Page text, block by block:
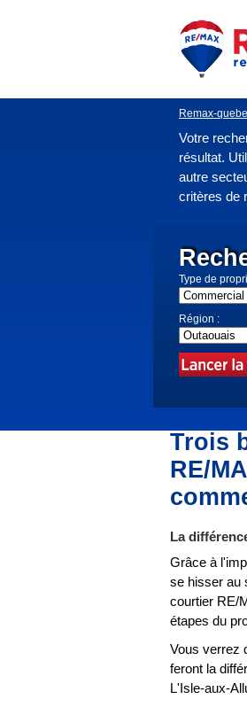
Remax-
Votre
résultat.
autre
critères de
Type de
Région :
Trois
RE/
La
Grâce à
se hisser au
courtier RE/
étapes du
Vous verrez
feront la
L'Isle-aux-